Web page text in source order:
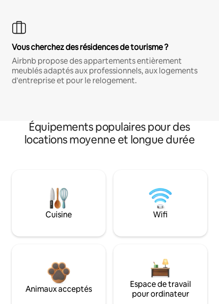
Vous cherchez des résidences de tourisme ?
Airbnb propose des appartements entièrement
meublés adaptés aux professionnels, aux logements
d'entreprise et pour le relogement.
Équipements populaires pour des
locations moyenne et longue durée
Cuisine Wifi
Animaux acceptés
Espace de travail
pour ordinateur